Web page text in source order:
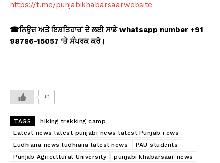
https://t.me/punjabikhabarsaarwebsite
☎ਨਿਊਜ਼ ਅਤੇ ਇਸ਼ਤਿਹਾਰਾਂ ਦੇ ਲਈ ਸਾਡੇ whatsapp number +91
98786-15057 ‘ਤੇ ਸੰਪਰਕ ਕਰੋ।
+1
TAGS
hiking trekking camp
Latest news latest punjabi news latest Punjab news
Ludhiana news ludhiana latest news
PAU students
Punjab Agricultural University
punjabi khabarsaar news